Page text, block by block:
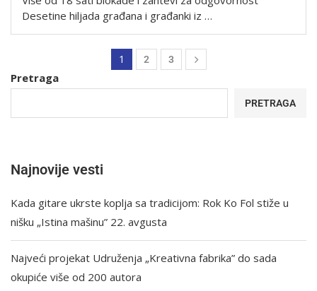
Desetine hiljada građana i građanki iz …
1 2 3
Pretraga
PRETRAGA
Najnovije vesti
Kada gitare ukrste koplja sa tradicijom: Rok Ko Fol stiže u
nišku „Istina mašinu” 22. avgusta
Najveći projekat Udruženja „Kreativna fabrika” do sada
okupiće više od 200 autora